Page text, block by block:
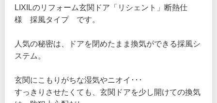
LIXILのリフォーム玄関ドア「リシェント」断熱仕
様 採風タイプ です。
人気の秘密は、ドアを閉めたまま換気ができる採風シ
ステム。
玄関にこもりがちな湿気やニオイ･･･
すっきりさせたくても、玄関ドアを少し開けての換気